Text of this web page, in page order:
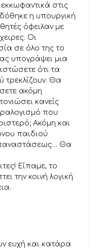
στις
η υπουργική
όφειλαν με
Οι
σε όλο της το
υπογράψει μια
ότι τα
τρεκλίζουν. Θα
ακόμη
κανείς
που
Ακόμη και
παιδιού
Θα
Είπαμε, το
την κοινή λογική
ευχή και κατάρα